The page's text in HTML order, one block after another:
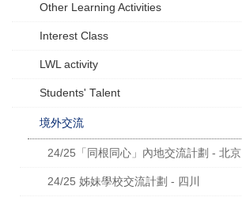
Other Learning Activities
Interest Class
LWL activity
Students' Talent
境外交流
24/25「同根同心」內地交流計劃 - 北京
24/25 姊妹學校交流計劃 - 四川